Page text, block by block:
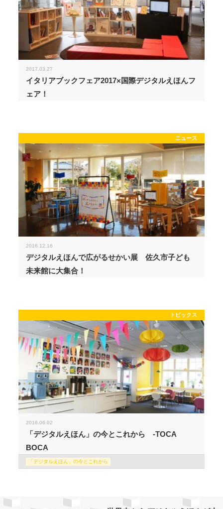
2017.03.27
イタリアブックフェア2017×国際デジタルえほんフ
ェア！
ニュース
2016.12.16
デジタルえほんで広がるせかい展 佐久市子ども
未来館に大集合！
トピックス
2016.06.02
「デジタルえほん」の今とこれから -TOCA
BOCA
「デジタルえほん」の今とこれから